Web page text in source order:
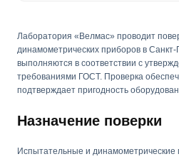
Лаборатория «Велмас» проводит
динамометрических приборов в
выполняются в соответствии с
требованиями ГОСТ. Проверка
подтверждает пригодность
Назначение поверки
Испытательные и